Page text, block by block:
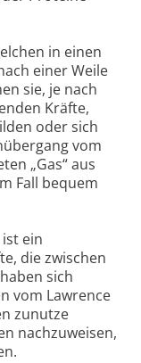
in einen
einer Weile
sie, je nach
Kräfte,
oder sich
vom
„Gas“ aus
Fall bequem
ein
die zwischen
sich
vom Lawrence
zunutze
nachzuweisen,